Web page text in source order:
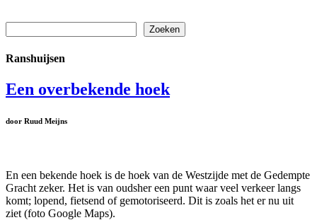
Zoeken
Ranshuijsen
Een overbekende hoek
door Ruud Meijns
En een bekende hoek is de hoek van de Westzijde met de Gedempte
Gracht zeker. Het is van oudsher een punt waar veel verkeer langs
komt; lopend, fietsend of gemotoriseerd. Dit is zoals het er nu uit
ziet (foto Google Maps).